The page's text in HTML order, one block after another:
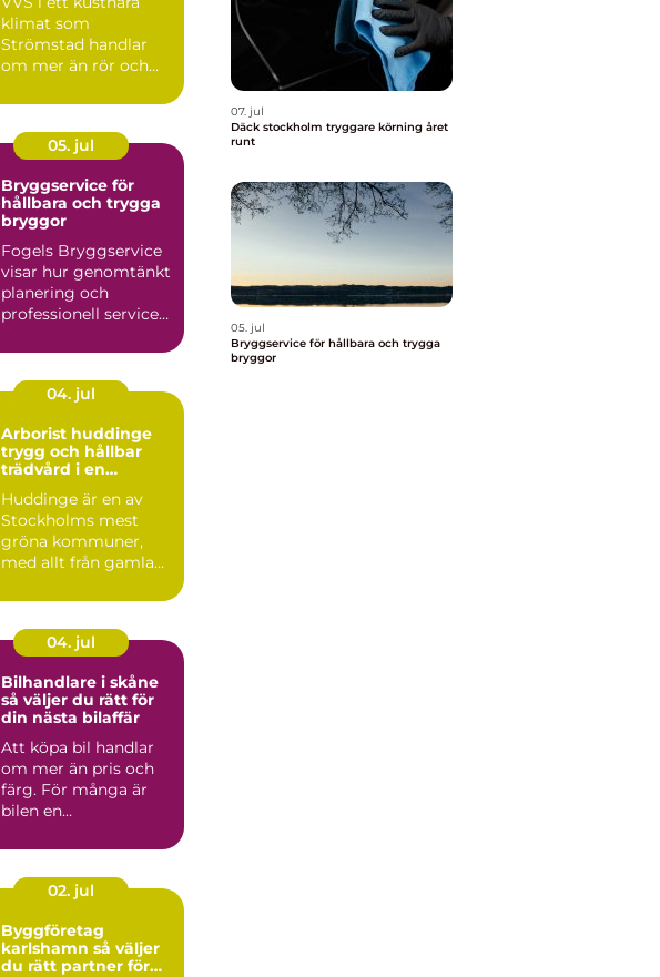
klimat som
Strömstad handlar
om mer än rör och
05. jul
Bryggservice för
hållbara och trygga
bryggor
Fogels Bryggservice
visar hur genomtänkt
planering och
professionell service
04. jul
Arborist huddinge
trygg och hållbar
trädvård i en
Huddinge är en av
Stockholms mest
gröna kommuner,
med allt från gamla
naturtomter till...
04. jul
Bilhandlare i skåne
så väljer du rätt för
din nästa bilaffär
Att köpa bil handlar
om mer än pris och
färg. För många är
bilen en
ska fungera v...
02. jul
Byggföretag
karlshamn så väljer
du rätt partner för
07. jul
Däck stockholm tryggare körning året
runt
05. jul
Bryggservice för hållbara och trygga
bryggor